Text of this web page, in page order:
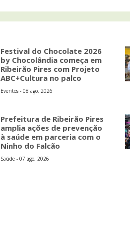
Festival do Chocolate 2026
by Chocolândia começa em
Ribeirão Pires com Projeto
ABC+Cultura no palco
Eventos - 08 ago, 2026
Prefeitura de Ribeirão Pires
amplia ações de prevenção
à saúde em parceria com o
Ninho do Falcão
Saúde - 07 ago, 2026